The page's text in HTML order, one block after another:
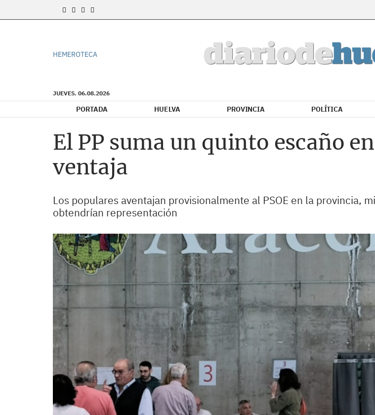
HEMEROTECA
JUEVES. 06.08.2026
PORTADA HUELVA PROVINCIA POLÍTICA
El PP suma un quinto escaño
ventaja
Los populares aventajan provisionalmente al PSOE en la provincia,
obtendrían representación